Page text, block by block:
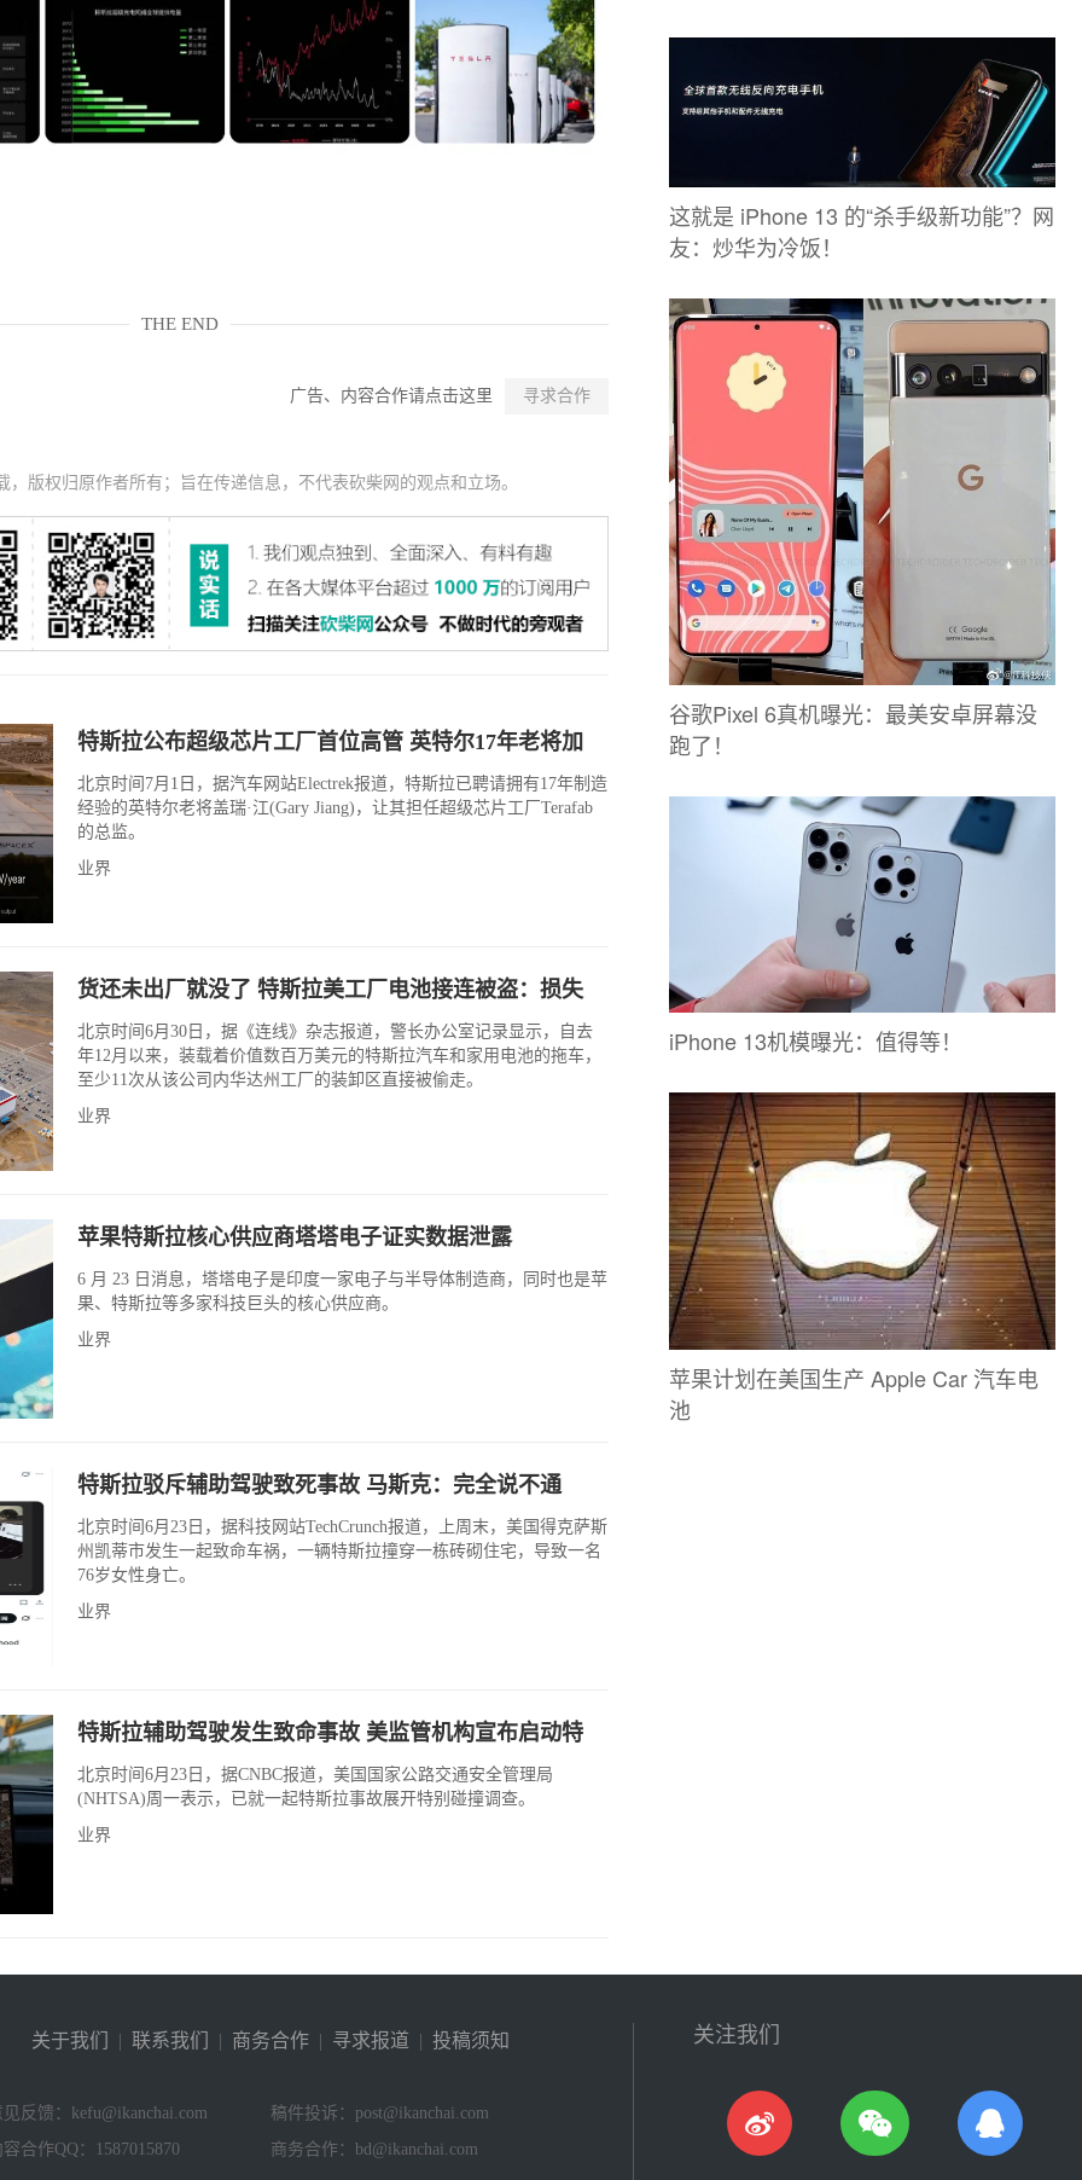
THE END
广告、内容合作请点击这里 寻求合作
，版权归原作者所有；旨在传递信息，不代表砍柴网的观点和立场。
特斯拉公布超级芯片工厂首位高管 英特尔17年老将加
北京时间7月1日，据汽车网站Electrek报道，特斯拉已聘请拥有17年制造
经验的英特尔老将盖瑞·江(Gary Jiang)，让其担任超级芯片工厂Terafab
的总监。
业界
货还未出厂就没了 特斯拉美工厂电池接连被盗：损失
北京时间6月30日，据《连线》杂志报道，警长办公室记录显示，自去
年12月以来，装载着价值数百万美元的特斯拉汽车和家用电池的拖车，
至少11次从该公司内华达州工厂的装卸区直接被偷走。
业界
苹果特斯拉核心供应商塔塔电子证实数据泄露
6 月 23 日消息，塔塔电子是印度一家电子与半导体制造商，同时也是苹
果、特斯拉等多家科技巨头的核心供应商。
业界
特斯拉驳斥辅助驾驶致死事故 马斯克：完全说不通
北京时间6月23日，据科技网站TechCrunch报道，上周末，美国得克萨斯
州凯蒂市发生一起致命车祸，一辆特斯拉撞穿一栋砖砌住宅，导致一名
76岁女性身亡。
业界
特斯拉辅助驾驶发生致命事故 美监管机构宣布启动特
北京时间6月23日，据CNBC报道，美国国家公路交通安全管理局
(NHTSA)周一表示，已就一起特斯拉事故展开特别碰撞调查。
业界
这就是 iPhone 13 的“杀手级新功能”？网
友：炒华为冷饭！
谷歌Pixel 6真机曝光：最美安卓屏幕没
跑了！
iPhone 13机模曝光：值得等！
苹果计划在美国生产 Apple Car 汽车电
池
关于我们 | 联系我们 | 商务合作 | 寻求报道 | 投稿须知
反馈：kefu@ikanchai.com
稿件投诉：post@ikanchai.com
合作QQ：1587015870
商务合作：bd@ikanchai.com
关注我们